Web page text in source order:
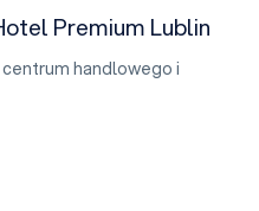
Premium Lublin
handlowego i